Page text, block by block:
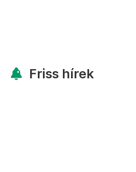
Friss hírek